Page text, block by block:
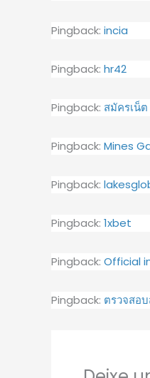
Pingback: incia
Pingback: hr42
Pingback: สมัครเน็
Pingback: Mines
Pingback:
Pingback: 1xbet
Pingback: Official
Pingback: ตรวจสอ